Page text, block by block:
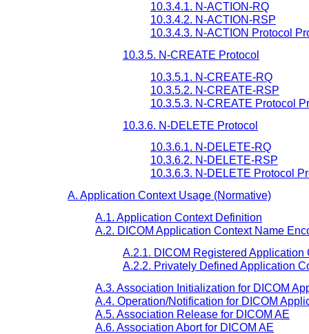
10.3.4.1. N-ACTION-RQ
10.3.4.2. N-ACTION-RSP
10.3.4.3. N-ACTION Protocol
10.3.5. N-CREATE Protocol
10.3.5.1. N-CREATE-RQ
10.3.5.2. N-CREATE-RSP
10.3.5.3. N-CREATE Protocol
10.3.6. N-DELETE Protocol
10.3.6.1. N-DELETE-RQ
10.3.6.2. N-DELETE-RSP
10.3.6.3. N-DELETE Protocol
A. Application Context Usage (Normative)
A.1. Application Context Definition
A.2. DICOM Application Context Name
A.2.1. DICOM Registered Application
A.2.2. Privately Defined Application
A.3. Association Initialization for DICOM
A.4. Operation/Notification for DICOM
A.5. Association Release for DICOM AE
A.6. Association Abort for DICOM AE